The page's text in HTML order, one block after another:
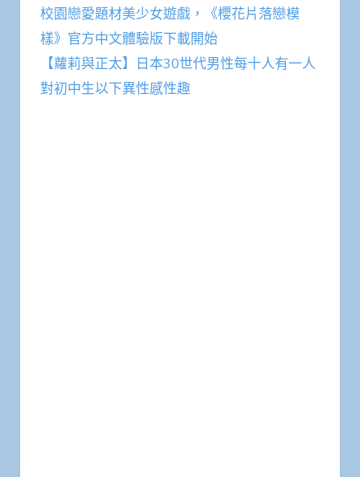
校園戀愛題材美少女遊戲，《櫻花片落戀模
樣》官方中文體驗版下載開始
【蘿莉與正太】日本30世代男性每十人有一人
對初中生以下異性感性趣